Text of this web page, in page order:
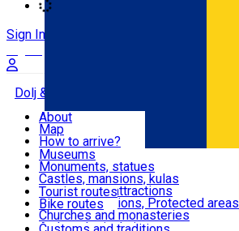
Română
Sign In
Dolj & Craiova
Attractions
Routes
Customs, Traditions
About
Map
How to arrive?
Recommendations
Tourist attractions
News
Museums
Monuments, statues
Castles, mansions, kulas
Architectural attractions
Natural attractions, Protected areas
Churches and monasteries
Archaeological sites
Tourist routes
Bike routes